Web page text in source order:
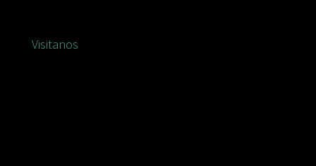
Visitanos